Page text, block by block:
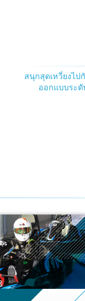
สนุกสุดเหวี่ยงไ
ออกแบบระดั